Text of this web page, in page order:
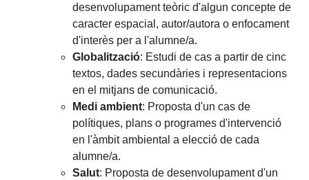
desenvolupament teòric d'algun concepte de
caracter espacial, autor/autora o enfocament
d'interès per a l'alumne/a.
Globalització: Estudi de cas a partir de cinc
textos, dades secundàries i representacions
en el mitjans de comunicació.
Medi ambient: Proposta d'un cas de
polítiques, plans o programes d'intervenció
en l'àmbit ambiental a elecció de cada
alumne/a.
Salut: Proposta de desenvolupament d'un